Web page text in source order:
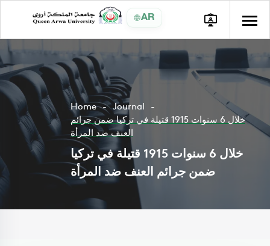
AR
Home
Journal
خلال 6 سنوات 1915 قتيلة في تركيا ضمن جرائم
العنف ضد المرأة
خلال 6 سنوات 1915 قتيلة في تركيا
ضمن جرائم العنف ضد المرأة